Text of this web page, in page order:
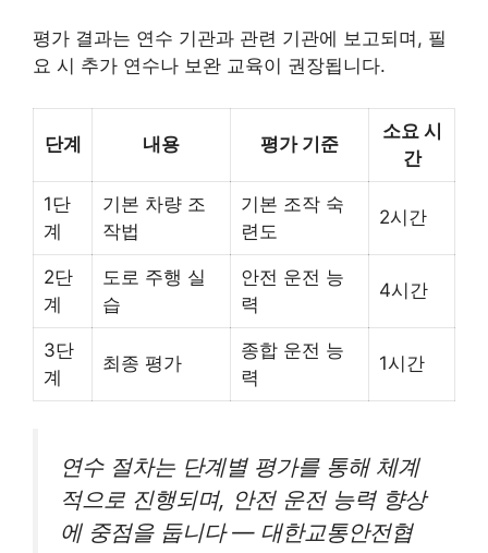
평가 결과는 연수 기관과 관련 기관에 보고되며, 필
요 시 추가 연수나 보완 교육이 권장됩니다.
단계 내용 평가 기준
소요 시
간
1단
계
기본 차량 조
작법
기본 조작 숙
련도
2시간
2단
계
도로 주행 실
습
안전 운전 능
력
4시간
3단
계
최종 평가
종합 운전 능
력
1시간
연수 절차는 단계별 평가를 통해 체계
적으로 진행되며, 안전 운전 능력 향상
에 중점을 둡니다 — 대한교통안전협